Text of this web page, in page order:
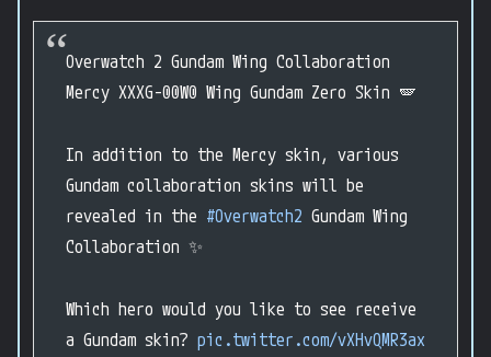
Overwatch 2 Gundam Wing Collaboration
Mercy XXXG-00W0 Wing Gundam Zero Skin 🪽
In addition to the Mercy skin, various
Gundam collaboration skins will be
revealed in the #Overwatch2 Gundam Wing
Collaboration ✨
Which hero would you like to see receive
a Gundam skin? pic.twitter.com/vXHvQMR3ax